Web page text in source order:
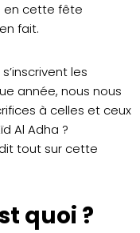
en cette fête
fait.
les
année, nous nous
à celles et ceux
Al Adha ?
tout sur cette
quoi ?